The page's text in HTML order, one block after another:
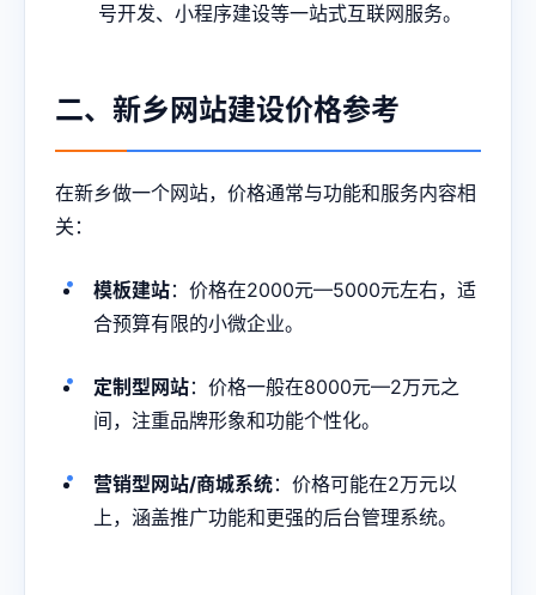
号开发、小程序建设等一站式互联网服务。
二、新乡网站建设价格参考
在新乡做一个网站，价格通常与功能和服务内容相
关：
模板建站：价格在2000元—5000元左右，适
合预算有限的小微企业。
定制型网站：价格一般在8000元—2万元之
间，注重品牌形象和功能个性化。
营销型网站/商城系统：价格可能在2万元以
上，涵盖推广功能和更强的后台管理系统。